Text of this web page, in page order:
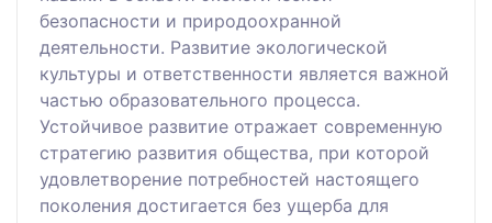
безопасности и природоохранной
деятельности. Развитие экологической
культуры и ответственности является важной
частью образовательного процесса.
Устойчивое развитие отражает современную
стратегию развития общества, при которой
удовлетворение потребностей настоящего
поколения достигается без ущерба для